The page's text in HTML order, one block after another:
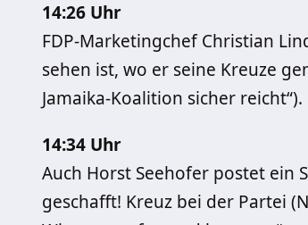
14:26 Uhr
FDP-Marketingchef Christian
sehen ist, wo er seine Kreuze
Jamaika-Koalition sicher reicht“).
14:34 Uhr
Auch Horst Seehofer postet ein
geschafft! Kreuz bei der Partei